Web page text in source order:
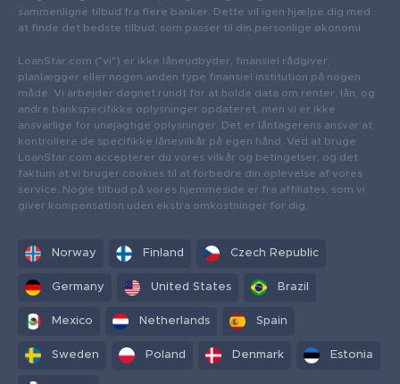
sammenligne tilbud fra flere banker. Dette vil igen hjælpe dig med
at finde det bedste tilbud, som passer til din personlige økonomi.
LoanStar.com ("vi") er ikke låneudbyder, finansiel rådgiver,
planlægger eller nogen anden type finansiel institution på nogen
måde. Vi arbejder døgnet rundt for at holde data om renter, lån, og
andre bankspecifikke oplysninger opdateret, men vi er ikke
ansvarlige for unøjagtige oplysninger. Det er låntagerens ansvar at
kontrollere de specifikke lånevilkår på egen hånd. Ved at bruge
LoanStar.com accepterer du vores vilkår og betingelser, og det
faktum at vi bruger cookies til at forbedre din oplevelse af vores
service. Nogle tilbud på vores hjemmeside er fra affiliates, som vi
giver kompensation uden ekstra omkostninger for dig.
Norway Finland Czech Republic
Germany United States Brazil
Mexico Netherlands Spain
Sweden Poland Denmark Estonia